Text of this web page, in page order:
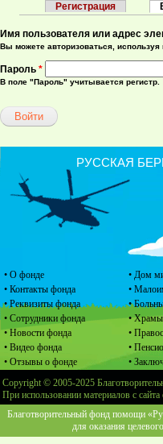
Главные вкладки
Регистрация
Имя пользователя или адрес
Вы можете авторизоваться,
Пароль *
В поле "Пароль" учитывается регистр.
• О фонде
• Контакты фонда
• Реквизиты фонда
• Сотрудники фонда
• Новости фонда
• Видео фонда
• Отзывы о фонде
• Дом
•
•
•
•
•
•
РУССКАЯ
Copyright © 2005-2025
При использовании материалов с
Благотворительный фонд помощи
для оказания